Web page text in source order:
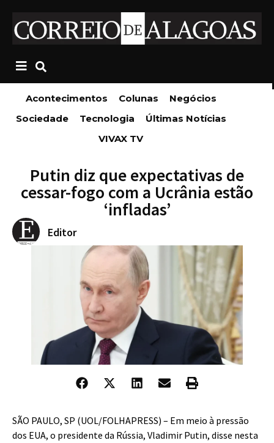
Acontecimentos Colunas
Negócios
Sociedade
Tecnologia
Últimas Notícias
VIVAX TV
Putin diz que expectativas de
cessar-fogo com a Ucrânia estão
‘infladas’
Editor
SÃO PAULO, SP (UOL/FOLHAPRESS) – Em meio à pressão
dos EUA, o presidente da Rússia, Vladimir Putin, disse nesta